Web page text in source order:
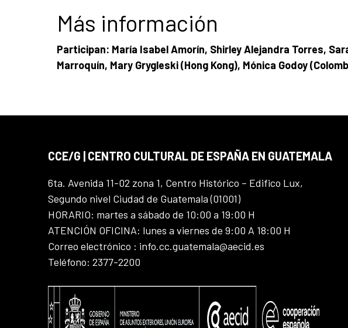
Más información
Participan: María Isabel Amorín, Shirley Alejandra Torres,
Marroquín, Mary Grygleski (Hong Kong), Mónica Godoy
CCE/G | CENTRO CULTURAL DE ESPAÑA EN GUATEMALA
6ta. Avenida 11-02 zona 1, Centro Histórico – Edifico Lux,
Segundo nivel Ciudad de Guatemala (01001)
HORARIO: martes a sábado de 10:00 a 19:00 H
ATENCIÓN OFICINA: lunes a viernes de 9:00 A 18:00 H
Correo electrónico : info.cc.guatemala@aecid.es
Teléfono: 2377-2200